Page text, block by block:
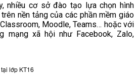
nhiều cơ sở đào tạo lựa chọn hình
nền tảng của các phần mềm giáo
Classroom, Moodle, Teams… hoặc với
mạng xã hội như Facebook, Zalo,
lớp KT16